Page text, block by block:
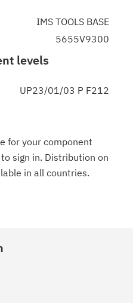
IMS TOOLS BASE
5655V9300
levels
UP23/01/03 P F212
for your component
sign in. Distribution on
in all countries.